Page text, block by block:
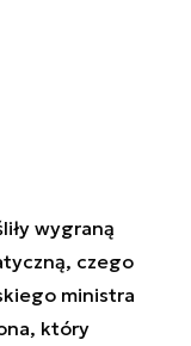
wygraną
czego
ministra
który